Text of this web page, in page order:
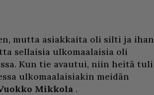
mutta asiakkaita oli silti ja ihan
sellaisia ulkomaalaisia oli
Kun tie avautui, niin heitä tuli
ulkomaalaisiakin meidän
Mikkola .